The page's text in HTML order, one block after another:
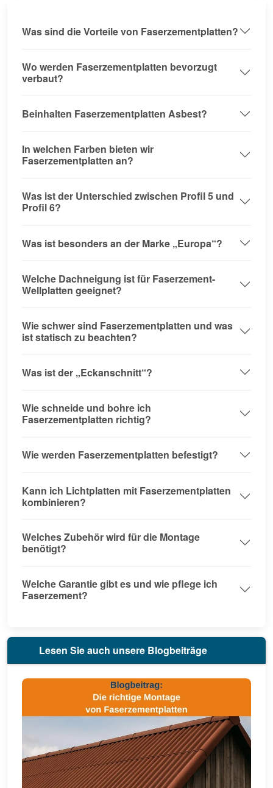
Was sind die Vorteile von Faserzementplatten?
Wo werden Faserzementplatten bevorzugt
verbaut?
Beinhalten Faserzementplatten Asbest?
In welchen Farben bieten wir
Faserzementplatten an?
Was ist der Unterschied zwischen Profil 5 und
Profil 6?
Was ist besonders an der Marke „Europa“?
Welche Dachneigung ist für Faserzement-
Wellplatten geeignet?
Wie schwer sind Faserzementplatten und was
ist statisch zu beachten?
Was ist der „Eckanschnitt“?
Wie schneide und bohre ich
Faserzementplatten richtig?
Wie werden Faserzementplatten befestigt?
Kann ich Lichtplatten mit Faserzementplatten
kombinieren?
Welches Zubehör wird für die Montage
benötigt?
Welche Garantie gibt es und wie pflege ich
Faserzement?
Lesen Sie auch unsere Blogbeiträge